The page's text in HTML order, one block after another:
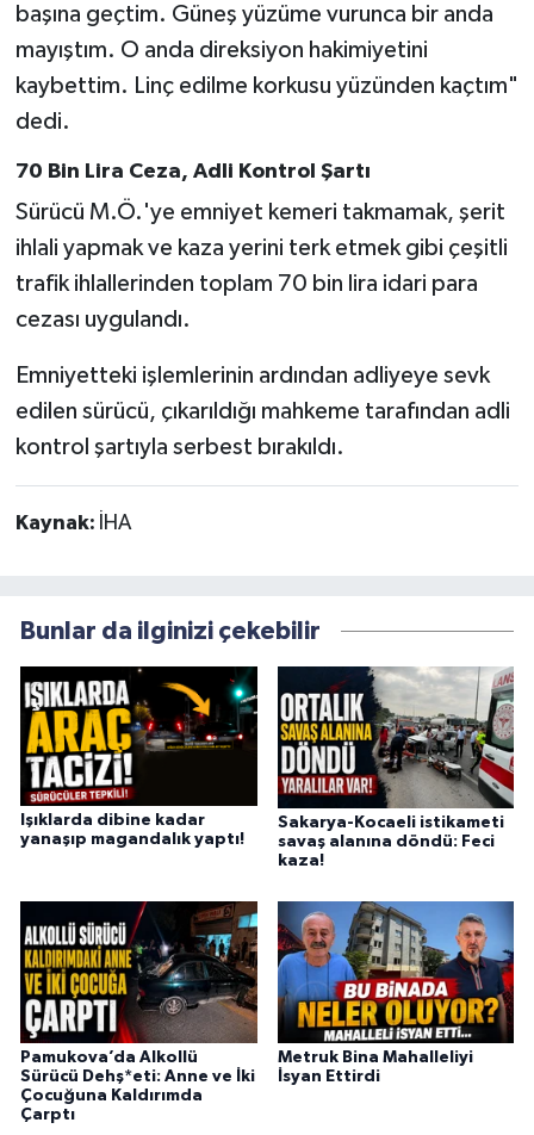
başına geçtim. Güneş yüzüme vurunca bir anda
mayıştım. O anda direksiyon hakimiyetini
kaybettim. Linç edilme korkusu yüzünden kaçtım"
dedi.
70 Bin Lira Ceza, Adli Kontrol Şartı
Sürücü M.Ö.'ye emniyet kemeri takmamak, şerit
ihlali yapmak ve kaza yerini terk etmek gibi çeşitli
trafik ihlallerinden toplam 70 bin lira idari para
cezası uygulandı.
Emniyetteki işlemlerinin ardından adliyeye sevk
edilen sürücü, çıkarıldığı mahkeme tarafından adli
kontrol şartıyla serbest bırakıldı.
Kaynak: İHA
Bunlar da ilginizi çekebilir
Işıklarda dibine kadar
yanaşıp magandalık yaptı!
Sakarya-Kocaeli istikameti
savaş alanına döndü: Feci
kaza!
Pamukova’da Alkollü
Sürücü Dehş*eti: Anne ve İki
Çocuğuna Kaldırımda
Çarptı
Metruk Bina Mahalleliyi
İsyan Ettirdi